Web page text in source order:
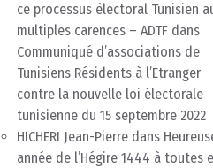
ce processus électoral Tunisien
multiples carences – ADTF dans
Communiqué d’associations de
Tunisiens Résidents à l’Etranger
contre la nouvelle loi électorale
tunisienne du 15 septembre 2022
HICHERI Jean-Pierre dans
année de l’Hégire 1444 à toutes